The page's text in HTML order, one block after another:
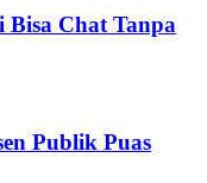
Chat Tanpa
Publik Puas